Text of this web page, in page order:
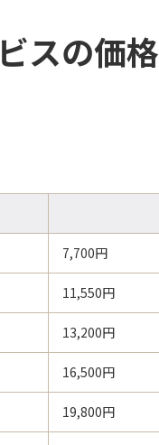
スの価格
7,700円
11,550円
13,200円
16,500円
19,800円